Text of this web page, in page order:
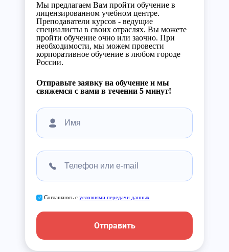
Мы предлагаем Вам пройти обучение в
лицензированном учебном центре.
Преподаватели курсов - ведущие
специалисты в своих отраслях. Вы можете
пройти обучение очно или заочно. При
необходимости, мы можем провести
корпоративное обучение в любом городе
России.
Отправьте заявку на обучение и мы
свяжемся с вами в течении 5 минут!
Соглашаюсь с условиями передачи данных
Отправить